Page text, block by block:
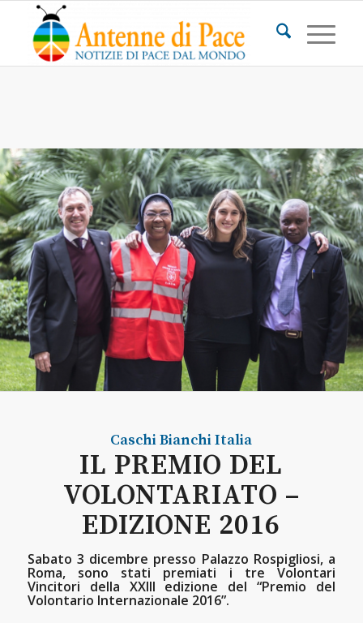
Caschi BianchiItalia
IL PREMIO DEL
VOLONTARIATO –
EDIZIONE 2016
Sabato 3 dicembre presso Palazzo Rospigliosi, a
Roma, sono stati premiati i tre Volontari
Vincitori della XXIII edizione del “Premio del
Volontario Internazionale 2016”.